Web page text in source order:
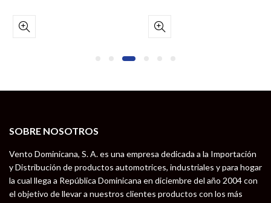
SOBRE NOSOTROS
Vento Dominicana, S. A. es una empresa dedicada a la Importación
y Distribución de productos automotrices, industriales y para hogar
la cual llega a República Dominicana en diciembre del año 2004 con
el objetivo de llevar a nuestros clientes productos con los más